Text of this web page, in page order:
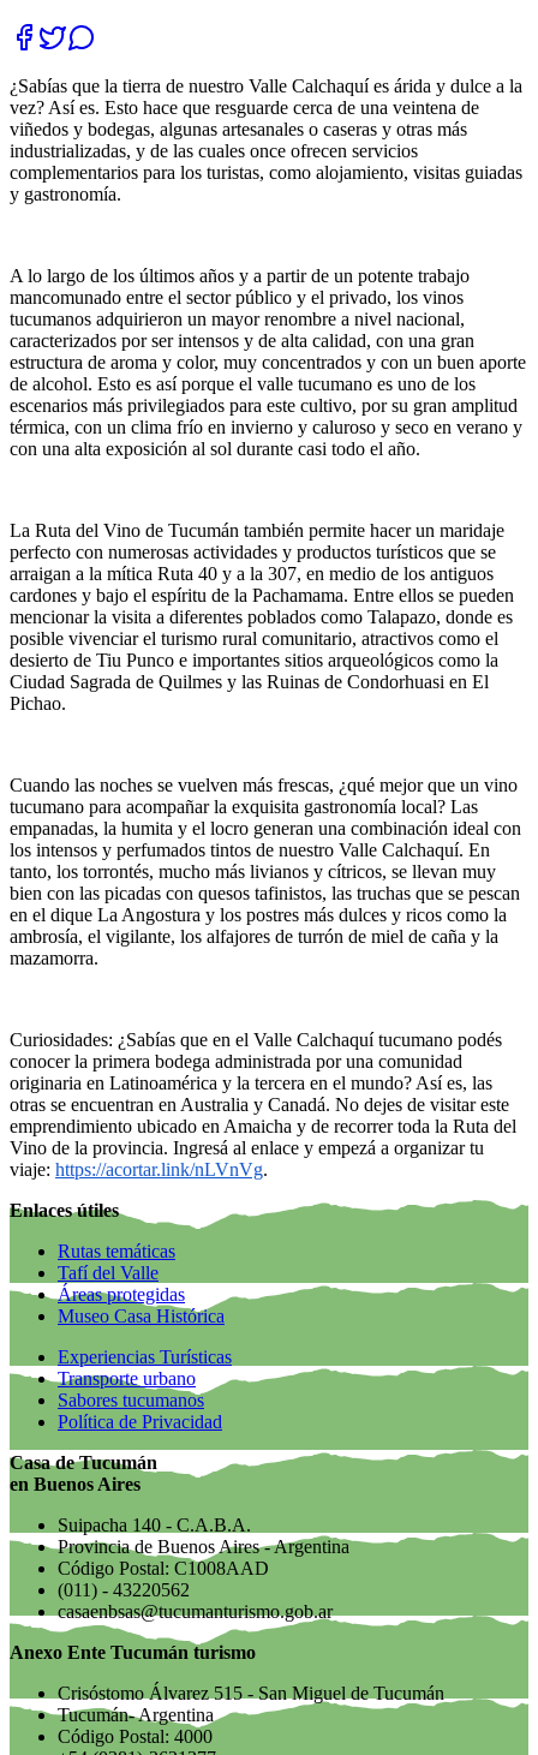
¿Sabías que la tierra de nuestro Valle Calchaquí es árida y dulce a la
vez? Así es. Esto hace que resguarde cerca de una veintena de
viñedos y bodegas, algunas artesanales o caseras y otras más
industrializadas, y de las cuales once ofrecen servicios
complementarios para los turistas, como alojamiento, visitas guiadas
y gastronomía.
A lo largo de los últimos años y a partir de un potente trabajo
mancomunado entre el sector público y el privado, los vinos
tucumanos adquirieron un mayor renombre a nivel nacional,
caracterizados por ser intensos y de alta calidad, con una gran
estructura de aroma y color, muy concentrados y con un buen aporte
de alcohol. Esto es así porque el valle tucumano es uno de los
escenarios más privilegiados para este cultivo, por su gran amplitud
térmica, con un clima frío en invierno y caluroso y seco en verano y
con una alta exposición al sol durante casi todo el año.
La Ruta del Vino de Tucumán también permite hacer un maridaje
perfecto con numerosas actividades y productos turísticos que se
arraigan a la mítica Ruta 40 y a la 307, en medio de los antiguos
cardones y bajo el espíritu de la Pachamama. Entre ellos se pueden
mencionar la visita a diferentes poblados como Talapazo, donde es
posible vivenciar el turismo rural comunitario, atractivos como el
desierto de Tiu Punco e importantes sitios arqueológicos como la
Ciudad Sagrada de Quilmes y las Ruinas de Condorhuasi en El
Pichao.
Cuando las noches se vuelven más frescas, ¿qué mejor que un vino
tucumano para acompañar la exquisita gastronomía local? Las
empanadas, la humita y el locro generan una combinación ideal con
los intensos y perfumados tintos de nuestro Valle Calchaquí. En
tanto, los torrontés, mucho más livianos y cítricos, se llevan muy
bien con las picadas con quesos tafinistos, las truchas que se pescan
en el dique La Angostura y los postres más dulces y ricos como la
ambrosía, el vigilante, los alfajores de turrón de miel de caña y la
mazamorra.
Curiosidades: ¿Sabías que en el Valle Calchaquí tucumano podés
conocer la primera bodega administrada por una comunidad
originaria en Latinoamérica y la tercera en el mundo? Así es, las
otras se encuentran en Australia y Canadá. No dejes de visitar este
emprendimiento ubicado en Amaicha y de recorrer toda la Ruta del
Vino de la provincia. Ingresá al enlace y empezá a organizar tu
viaje: https://acortar.link/nLVnVg.
Enlaces útiles
Rutas temáticas
Tafí del Valle
Áreas protegidas
Museo Casa Histórica
Experiencias Turísticas
Transporte urbano
Sabores tucumanos
Política de Privacidad
Casa de Tucumán
en Buenos Aires
Suipacha 140 - C.A.B.A.
Provincia de Buenos Aires - Argentina
Código Postal: C1008AAD
(011) - 43220562
casaenbsas@tucumanturismo.gob.ar
Anexo Ente Tucumán turismo
Crisóstomo Álvarez 515 - San Miguel de Tucumán
Tucumán- Argentina
Código Postal: 4000